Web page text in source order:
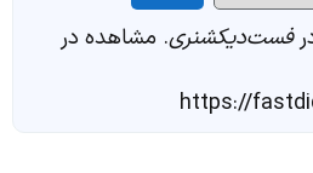
فست‌دیکشنری. مشاهده در
https://